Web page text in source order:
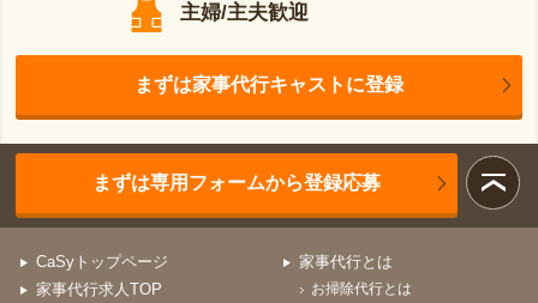
主婦/主夫歓迎
まずは家事代行キャストに登録
まずは専用フォームから登録応募
CaSyトップページ
家事代行求人TOP
家事代行とは
お掃除代行とは